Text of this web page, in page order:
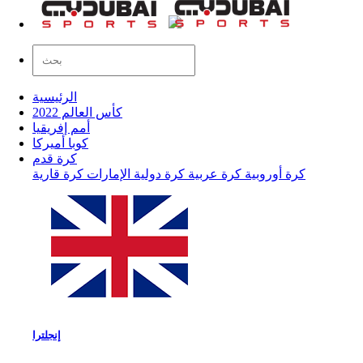
الرئيسية
كأس العالم 2022
أمم إفريقيا
كوبا أميركا
كرة قدم
كرة أوروبية كرة عربية كرة دولية الإمارات كرة قارية
إنجلترا